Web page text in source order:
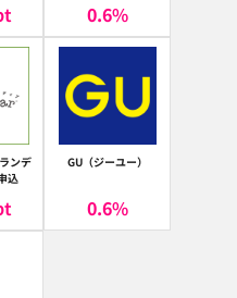
0.6%
ンデ
込
GU（ジーユー）
0.6%